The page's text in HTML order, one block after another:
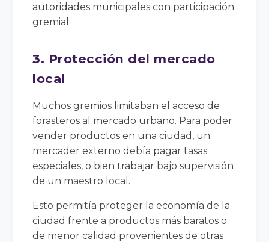
autoridades municipales con participación
gremial.
3. Protección del mercado
local
Muchos gremios limitaban el acceso de
forasteros al mercado urbano. Para poder
vender productos en una ciudad, un
mercader externo debía pagar tasas
especiales, o bien trabajar bajo supervisión
de un maestro local.
Esto permitía proteger la economía de la
ciudad frente a productos más baratos o
de menor calidad provenientes de otras